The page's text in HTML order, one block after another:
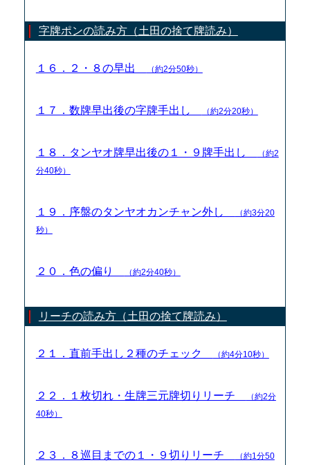
字牌ポンの読み方（土田の捨て牌読み）
１６．２・８の早出 （約2分50秒）
１７．数牌早出後の字牌手出し （約2分20秒）
１８．タンヤオ牌早出後の１・９牌手出し
（約2
分40秒）
１９．序盤のタンヤオカンチャン外し
（約3分20
秒）
２０．色の偏り （約2分40秒）
リーチの読み方（土田の捨て牌読み）
２１．直前手出し２種のチェック （約4分10秒）
２２．１枚切れ・生牌三元牌切りリーチ
（約2分
40秒）
２３．８巡目までの１・９切りリーチ （約1分50